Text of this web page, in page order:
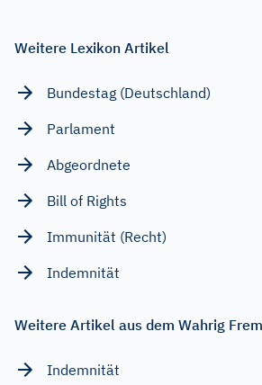
Weitere Lexikon Artikel
Bundestag (Deutschland)
Parlament
Abgeordnete
Bill of Rights
Immunität (Recht)
Indemnität
Weitere Artikel aus dem Wahrig
Indemnität